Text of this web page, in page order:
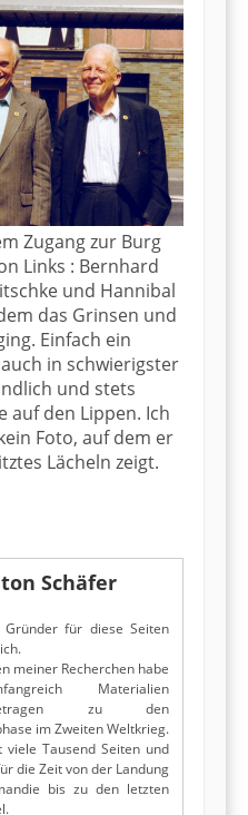
Zugang zur Burg
Links : Bernhard
und Hannibal
das Grinsen und
Einfach ein
in schwierigster
und stets
den Lippen. Ich
Foto, auf dem er
Lächeln zeigt.
Schäfer
für diese Seiten
meiner Recherchen habe
Materialien
zu den
im Zweiten Weltkrieg.
Tausend Seiten und
die Zeit von der Landung
bis zu den letzten